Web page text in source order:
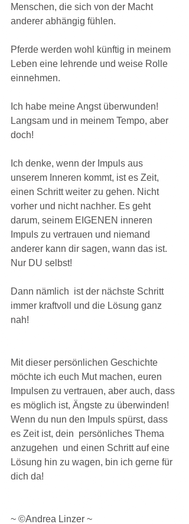
Menschen, die sich von der Macht
anderer abhängig fühlen.
Pferde werden wohl künftig in meinem
Leben eine lehrende und weise Rolle
einnehmen.
Ich habe meine Angst überwunden!
Langsam und in meinem Tempo, aber
doch!
Ich denke, wenn der Impuls aus
unserem Inneren kommt, ist es Zeit,
einen Schritt weiter zu gehen. Nicht
vorher und nicht nachher. Es geht
darum, seinem EIGENEN inneren
Impuls zu vertrauen und niemand
anderer kann dir sagen, wann das ist.
Nur DU selbst!
Dann nämlich  ist der nächste Schritt
immer kraftvoll und die Lösung ganz
nah!
Mit dieser persönlichen Geschichte
möchte ich euch Mut machen, euren
Impulsen zu vertrauen, aber auch, dass
es möglich ist, Ängste zu überwinden!
Wenn du nun den Impuls spürst, dass
es Zeit ist, dein  persönliches Thema
anzugehen  und einen Schritt auf eine
Lösung hin zu wagen, bin ich gerne für
dich da!
~ ©Andrea Linzer ~